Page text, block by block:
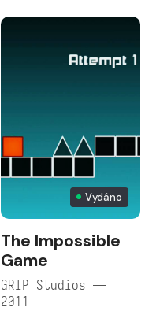
Vydáno
The Impossible
Game
GRIP Studios —
2011